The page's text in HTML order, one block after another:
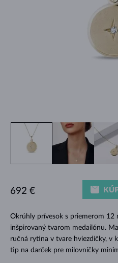
Okrúhly prívesok s priemerom 12
inšpirovaný tvarom medailónu.
ručná rytina v tvare hviezdičky, v
tip na darček pre milovníčky
692 €